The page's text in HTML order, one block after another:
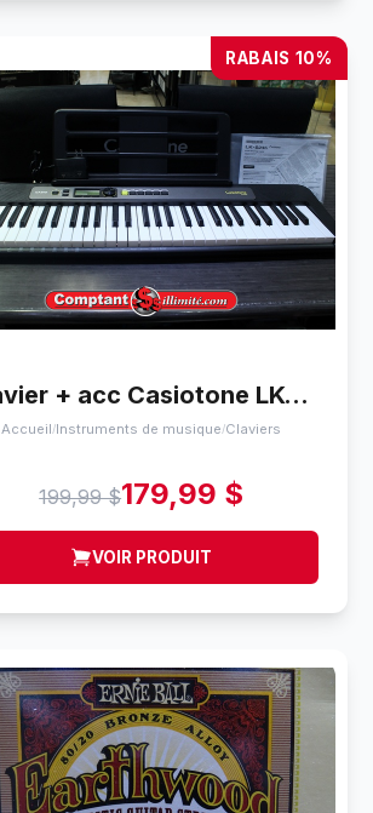
RABAIS 10%
Clavier + acc Casiotone LK-S245
Accueil/Instruments de musique/Claviers
199,99 $179,99 $
VOIR PRODUIT